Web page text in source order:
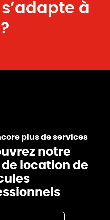
à
plus de services
notre
location de